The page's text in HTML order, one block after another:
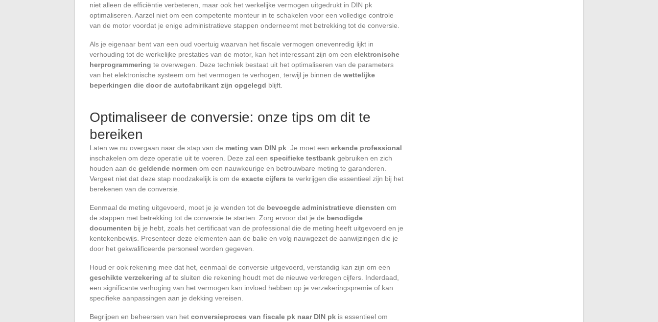
niet alleen de efficiëntie verbeteren, maar ook het werkelijke vermogen uitgedrukt in DIN pk
optimaliseren. Aarzel niet om een competente monteur in te schakelen voor een volledige controle
van de motor voordat je enige administratieve stappen onderneemt met betrekking tot de conversie.
Als je eigenaar bent van een oud voertuig waarvan het fiscale vermogen onevenredig lijkt in
verhouding tot de werkelijke prestaties van de motor, kan het interessant zijn om een elektronische
herprogrammering te overwegen. Deze techniek bestaat uit het optimaliseren van de parameters
van het elektronische systeem om het vermogen te verhogen, terwijl je binnen de wettelijke
beperkingen die door de autofabrikant zijn opgelegd blijft.
Optimaliseer de conversie: onze tips om dit te
bereiken
Laten we nu overgaan naar de stap van de meting van DIN pk . Je moet een erkende professional
inschakelen om deze operatie uit te voeren. Deze zal een specifieke testbank gebruiken en zich
houden aan de geldende normen om een nauwkeurige en betrouwbare meting te garanderen.
Vergeet niet dat deze stap noodzakelijk is om de exacte cijfers te verkrijgen die essentieel zijn bij het
berekenen van de conversie.
Eenmaal de meting uitgevoerd, moet je je wenden tot de bevoegde administratieve diensten om
de stappen met betrekking tot de conversie te starten. Zorg ervoor dat je de benodigde
documenten bij je hebt, zoals het certificaat van de professional die de meting heeft uitgevoerd en je
kentekenbewijs. Presenteer deze elementen aan de balie en volg nauwgezet de aanwijzingen die je
door het gekwalificeerde personeel worden gegeven.
Houd er ook rekening mee dat het, eenmaal de conversie uitgevoerd, verstandig kan zijn om een
geschikte verzekering af te sluiten die rekening houdt met de nieuwe verkregen cijfers. Inderdaad,
een significante verhoging van het vermogen kan invloed hebben op je verzekeringspremie of kan
specifieke aanpassingen aan je dekking vereisen.
Begrijpen en beheersen van het conversieproces van fiscale pk naar DIN pk is essentieel om